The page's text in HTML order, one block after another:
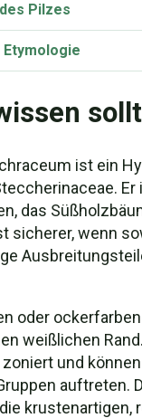
Pilzes
Etymologie
ist ein
Er
das
sicherer, wenn
oder
weißlichen
und
auftreten.
krustenartigen,